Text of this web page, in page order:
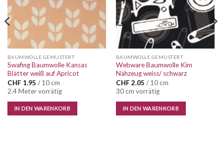
BAUMWOLLE GEMUSTERT
Swafing Baumwolle Kansas
Blätter weiß auf Apricot
CHF 1.95 / 10 cm
2.4 Meter vorrätig
IN DEN WARENKORB
BAUMWOLLE GEMUSTERT
Webware Baumwolle Kim
Nähzeug weiss/ schwarz
CHF 2.05 / 10 cm
30 cm vorrätig
IN DEN WARENKORB